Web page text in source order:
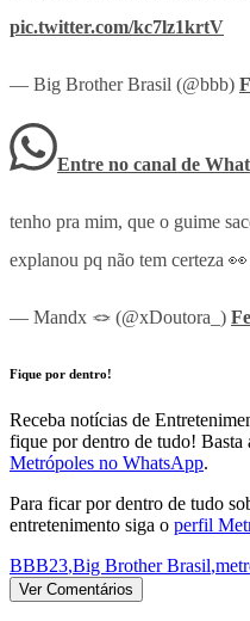
pic.twitter.com/kc7lz1krtV
— Big Brother Brasil (@bbb)
Entre no canal de
tenho pra mim, que o guime
explanou pq não tem certeza 👀
— Mandx 🪢 (@xDoutora_)
Fique por dentro!
Receba notícias de
fique por dentro de tudo! Basta
Metrópoles no WhatsApp.
Para ficar por dentro de tudo
entretenimento siga o perfil
BBB23,Big Brother Brasil,
Ver Comentários